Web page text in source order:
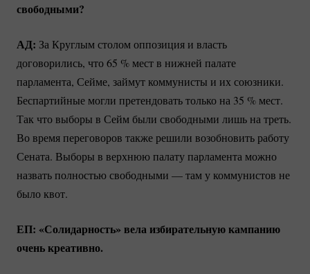
свободными?
АД: За Круглым столом оппозиция и власть
договорились, что65 % мест в нижней палате
парламента, Сейме, займут коммунисты и их союзники.
Беспартийные могли претендовать только на 35 % мест.
Так что выборы в Сейм были свободными лишь на треть.
Во время переговоров также решили возобновить работу
Сената. Выборы в верхнюю палату парламента можно
назвать полностью свободными — там у коммунистов не
было квот.
ЕП: «Солидарность» вела избирательную кампанию
очень креативно.